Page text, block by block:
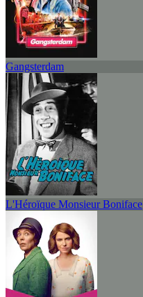
Gangsterdam
L'Héroïque Monsieur Boniface